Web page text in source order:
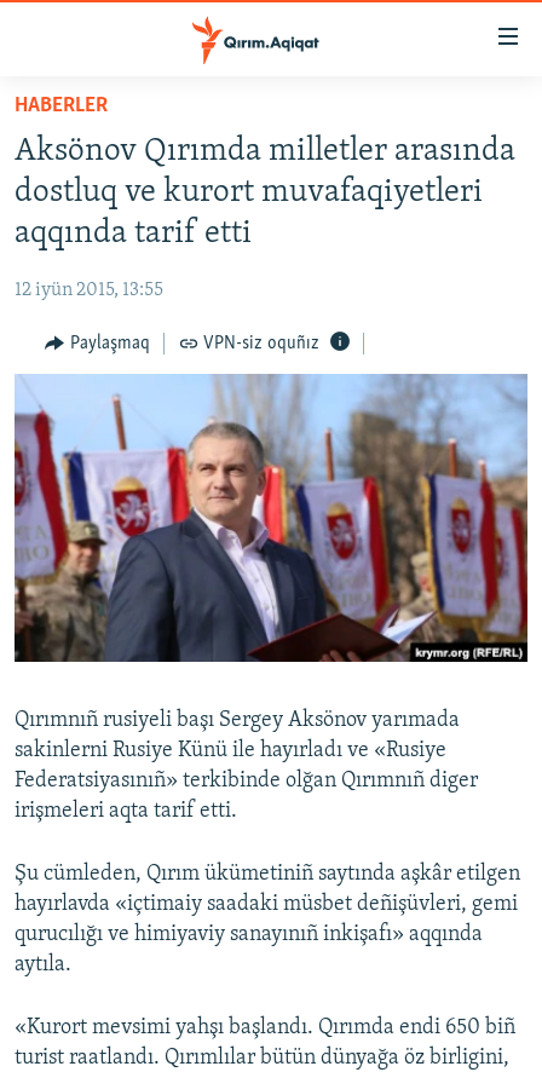
Esas
qaytmaq
Baş
navigatsiyağa
qaytmaq
Qıdıruvğa
qaytmaq
HABERLER
SİYASET
İQTİSADİYAT
MEDENİYET
İNSAN AQLARI
SÜRET
BLOGLAR
FİKİR
Русский
Українською
RFE/RS bütün saytları
HABERLER
Aksönov Qırımda milletler arasında
dostluq ve kurort muvafaqiyetleri
aqqında tarif etti
12 iyün 2015, 13:55
Paylaşmaq VPN-siz oquñız
Qırımnıñ rusiyeli başı Sergey Aksönov yarımada
sakinlerni Rusiye Künü ile hayırladı ve «Rusiye
Federatsiyasınıñ» terkibinde olğan Qırımnıñ diger
irişmeleri aqta tarif etti.
Şu cümleden, Qırım ükümetiniñ saytında aşkâr etilgen
hayırlavda «içtimaiy saadaki müsbet deñişüvleri, gemi
qurucılığı ve himiyaviy sanayınıñ inkişafı» aqqında
aytıla.
«Kurort mevsimi yahşı başlandı. Qırımda endi 650 biñ
turist raatlandı. Qırımlılar bütün dünyağa öz birligini,